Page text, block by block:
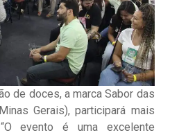
de doces, a marca Sabor das
Gerais), participará mais
evento é uma excelente